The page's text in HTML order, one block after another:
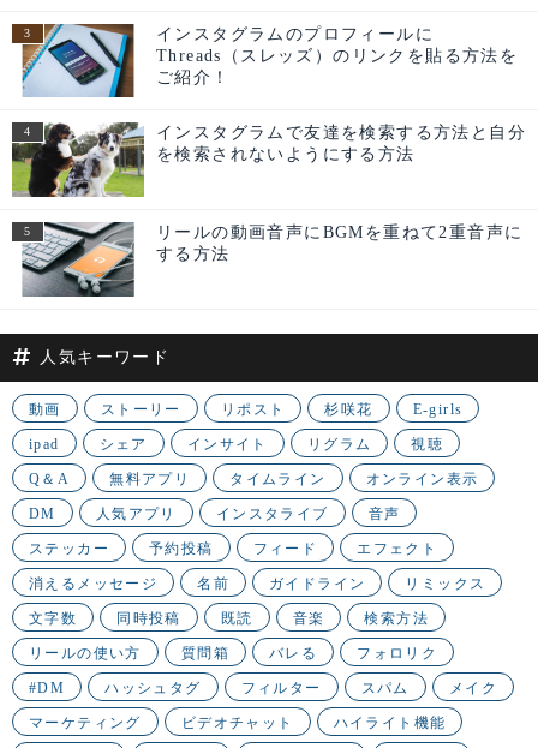
インスタグラムのプロフィールに
Threads（スレッズ）のリンクを貼る方法を
ご紹介！
インスタグラムで友達を検索する方法と自分
を検索されないようにする方法
リールの動画音声にBGMを重ねて2重音声に
する方法
人気キーワード
動画 ストーリー リポスト 杉咲花 E-girls
ipad シェア インサイト リグラム 視聴
Q＆A 無料アプリ タイムライン オンライン表示
DM 人気アプリ インスタライブ 音声
ステッカー 予約投稿 フィード エフェクト
消えるメッセージ 名前 ガイドライン リミックス
文字数 同時投稿 既読 音楽 検索方法
リールの使い方 質問箱 バレる フォロリク
#DM ハッシュタグ フィルター スパム メイク
マーケティング ビデオチャット ハイライト機能